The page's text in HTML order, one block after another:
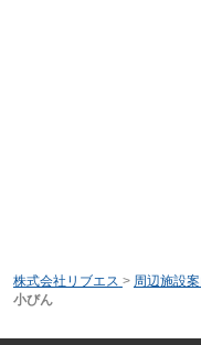
株式会社リブエス > 周辺施設
小びん